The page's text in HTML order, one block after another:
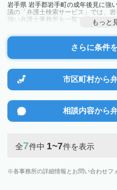
岩手県 岩手郡岩手町の成年後見に強
議の「弁護士検索サービス」では、
強い弁護士事務所を一覧で見ること
みを抱えている方は一度近隣の弁護
もっと
さらに条件
市区町村から
相談内容から
全7件中 1~7件を表示
各事務所の詳細情報とお問い合わせフ